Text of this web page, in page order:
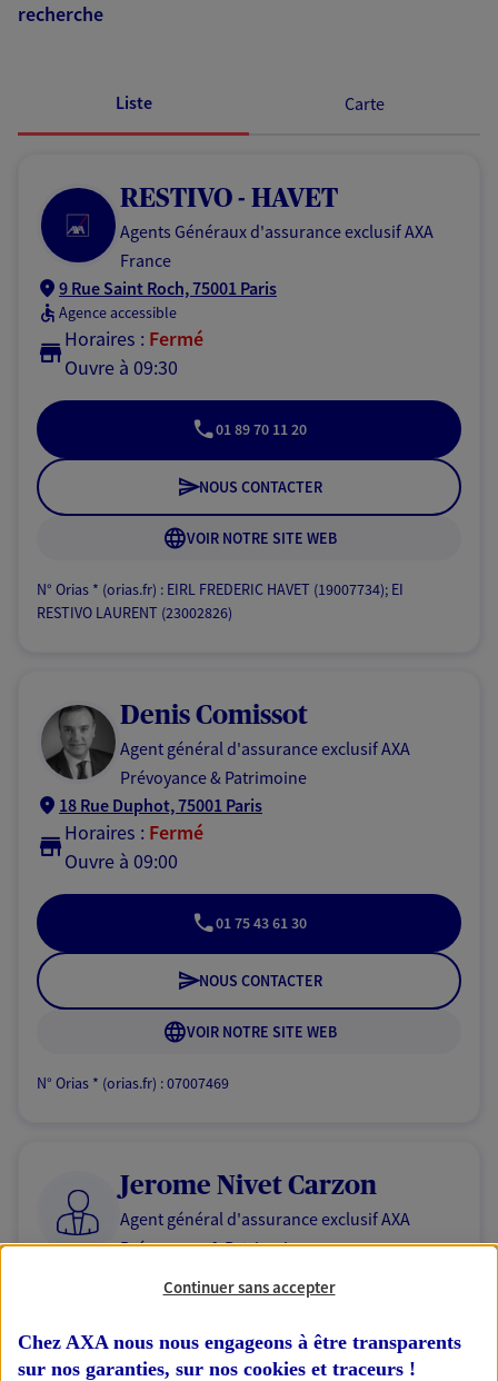
recherche
Liste Carte
RESTIVO - HAVET
Agents Généraux d'assurance exclusif AXA
France
9 Rue Saint Roch, 75001 Paris
Agence accessible
Horaires : Fermé
Ouvre à 09:30
01 89 70 11 20
NOUS CONTACTER
VOIR NOTRE SITE WEB
N° Orias * (orias.fr) : EIRL FREDERIC HAVET (19007734); EI
RESTIVO LAURENT (23002826)
Denis Comissot
Agent général d'assurance exclusif AXA
Prévoyance & Patrimoine
18 Rue Duphot, 75001 Paris
Horaires : Fermé
Ouvre à 09:00
01 75 43 61 30
NOUS CONTACTER
VOIR NOTRE SITE WEB
N° Orias * (orias.fr) : 07007469
Jerome Nivet Carzon
Agent général d'assurance exclusif AXA
Prévoyance & Patrimoine
87 Rue Saint-honore, 75001 Paris
Fermé
Ouvre à 09:00
Continuer sans accepter
Chez AXA nous nous engageons à être transparents
sur nos garanties, sur nos cookies et traceurs !